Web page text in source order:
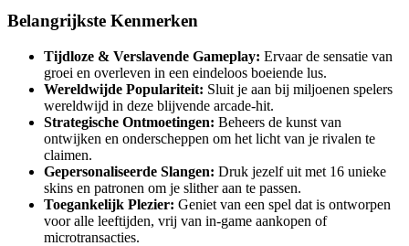
Belangrijkste Kenmerken
Tijdloze & Verslavende Gameplay: Ervaar de sensatie van
groei en overleven in een eindeloos boeiende lus.
Wereldwijde Populariteit: Sluit je aan bij miljoenen spelers
wereldwijd in deze blijvende arcade-hit.
Strategische Ontmoetingen: Beheers de kunst van
ontwijken en onderscheppen om het licht van je rivalen te
claimen.
Gepersonaliseerde Slangen: Druk jezelf uit met 16 unieke
skins en patronen om je slither aan te passen.
Toegankelijk Plezier: Geniet van een spel dat is ontworpen
voor alle leeftijden, vrij van in-game aankopen of
microtransacties.